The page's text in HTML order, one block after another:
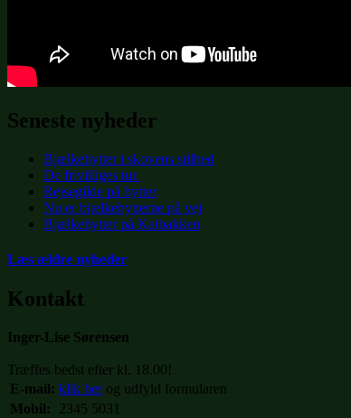
Seneste nyheder
Bjælkehytter i skovens stilhed
De frivilliges tur.
Rejsegilde på hytter
Nu er bjælkehytterne på vej
Bjælkehytter på Katbakken
Læs ældre nyheder
Kontakt
Inger-Lise Sørensen
Træffes bedst efter kl. 18.00!
E-mail: klik herog udfyld formularen
Mobil:
2345 5031